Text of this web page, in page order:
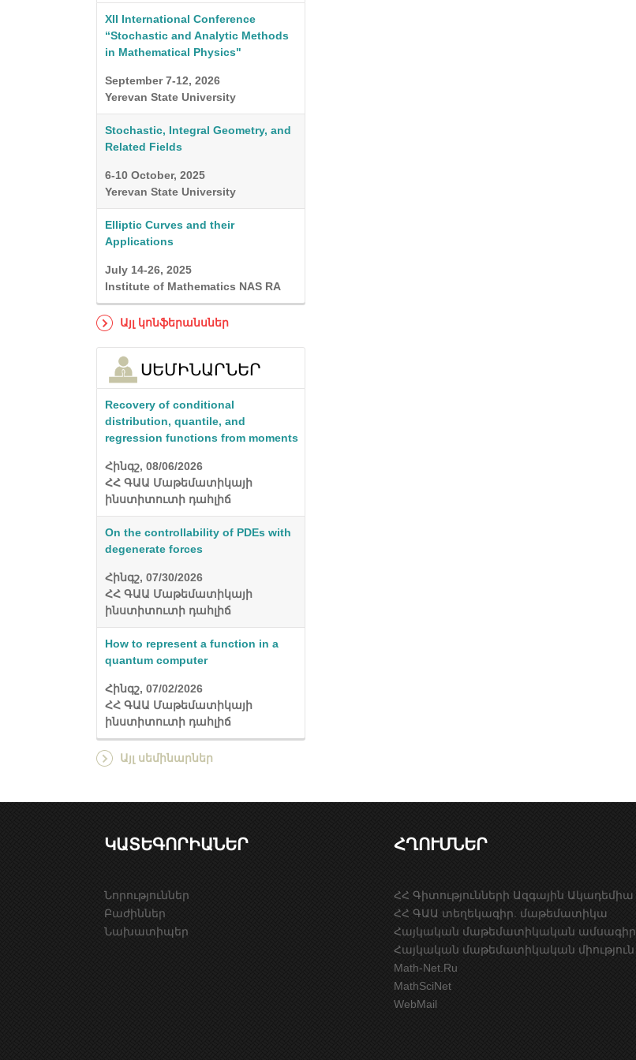
XII International Conference
“Stochastic and Analytic Methods
in Mathematical Physics"
September 7-12, 2026
Yerevan State University
Stochastic, Integral Geometry, and
Related Fields
6-10 October, 2025
Yerevan State University
Elliptic Curves and their
Applications
July 14-26, 2025
Institute of Mathematics NAS RA
Այլ կոնֆերանսներ
ՍԵՄԻՆԱՐՆԵՐ
Recovery of conditional
distribution, quantile, and
regression functions from moments
Հինգշ, 08/06/2026
ՀՀ ԳԱԱ Մաթեմատիկայի
ինստիտուտի դահլիճ
On the controllability of PDEs with
degenerate forces
Հինգշ, 07/30/2026
ՀՀ ԳԱԱ Մաթեմատիկայի
ինստիտուտի դահլիճ
How to represent a function in a
quantum computer
Հինգշ, 07/02/2026
ՀՀ ԳԱԱ Մաթեմատիկայի
ինստիտուտի դահլիճ
Այլ սեմինարներ
ԿԱՏԵԳՈՐԻԱՆԵՐ
Նորություններ
Բաժիններ
Նախատիպեր
ՀՂՈՒՄՆԵՐ
ՀՀ Գիտությունների Ազգային Ակադեմիա
ՀՀ ԳԱԱ տեղեկագիր. մաթեմատիկա
Հայկական մաթեմատիկական ամսագիր
Հայկական մաթեմատիկական միություն
Math-Net.Ru
MathSciNet
WebMail